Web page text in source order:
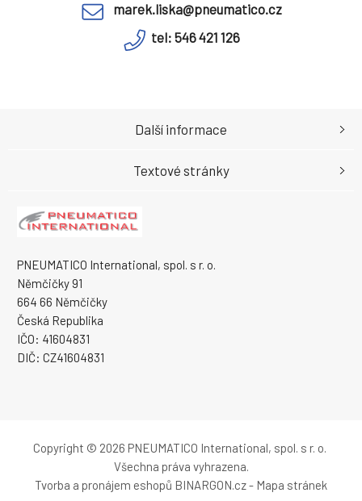
marek.liska@pneumatico.cz
tel: 546 421 126
PNEUMATICO International, spol. s r. o.
Němčičky 91
664 66 Němčičky
Česká Republika
IČO: 41604831
DIČ: CZ41604831
Další informace
Textové stránky
Copyright © 2026 PNEUMATICO International, spol. s r. o.
Všechna práva vyhrazena.
Tvorba a pronájem eshopů BINARGON.cz- Mapa stránek